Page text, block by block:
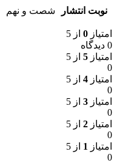
نوبت انتشار شصت و نهم
امتیاز 0 از 5
0 دیدگاه
امتیاز 5 از 5
0
امتیاز 4 از 5
0
امتیاز 3 از 5
0
امتیاز 2 از 5
0
امتیاز 1 از 5
0